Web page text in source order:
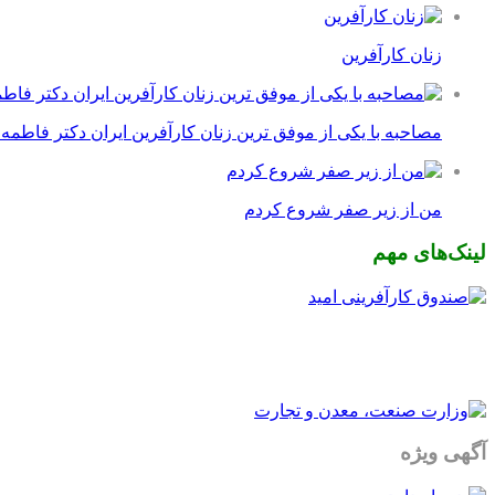
زنان کارآفرین
مصاحبه با یکی از موفق ترین زنان کارآفرین ایران دکتر
من از زیر صفر شروع کردم
لینک‌های مهم
آگهی ویژه